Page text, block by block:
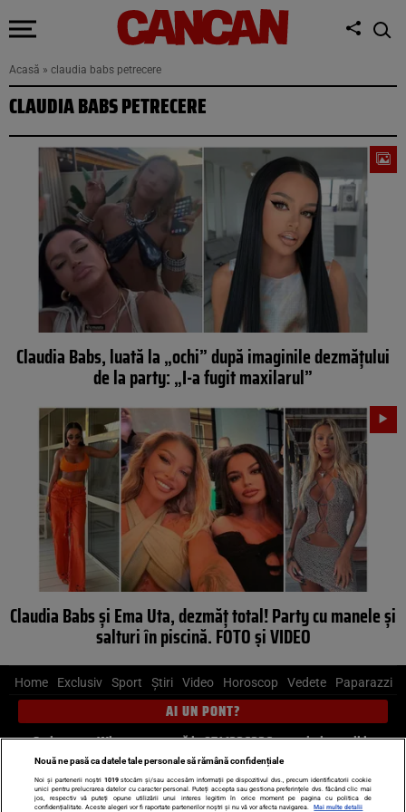
Acasă » claudia babs petrecere
CLAUDIA BABS PETRECERE
Claudia Babs, luată la „ochi” după imaginile dezmăţului
de la party: „I-a fugit maxilarul”
Claudia Babs şi Ema Uta, dezmăţ total! Party cu manele şi
salturi în piscină. FOTO şi VIDEO
Home Exclusiv Sport Știri Video Horoscop Vedete Paparazzi
AI UN PONT?
Scrie-ne pe Whatsapp, sună la 0741226226 sau trimite mail la
pont@cancan.ro
Știri interne Știri externe Politică
Nouă ne pasă ca datele tale personale să rămână confidențiale
Noi și partenerii noștri 1019stocăm și/sau accesăm informații pe dispozitivul dvs., precum identificatorii cookie
unici pentru prelucrarea datelor cu caracter personal. Puteți accepta sau gestiona preferințele dvs. făcând clic mai
jos, respectiv vă puteți opune utilizării unui interes legitim în orice moment pe pagina cu politica de
confidențialitate. Aceste alegeri vor fi raportate partenerilor noștri și nu vă vor afecta navigarea.
Mai multe detalii